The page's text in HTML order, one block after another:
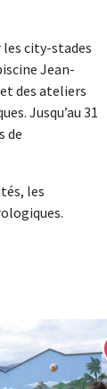
les city-stades
Jean-
des ateliers
Jusqu’au 31
de
les